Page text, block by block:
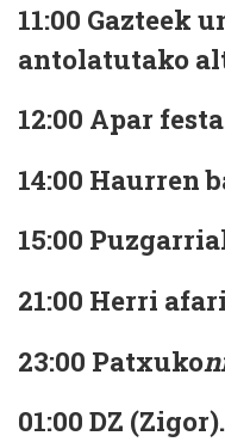
11:00 Gazteek
antolatutako
12:00 Apar
14:00 Haurren
15:00
21:00 Herri
23:00 Patxuko
01:00 DZ (Zigor).